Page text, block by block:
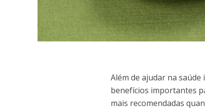
Além de ajudar na
benefícios importantes
mais recomendadas